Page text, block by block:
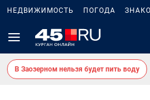
НЕДВИЖИМОСТЬ ПОГОДА
В Заозерном нельзя будет пить воду